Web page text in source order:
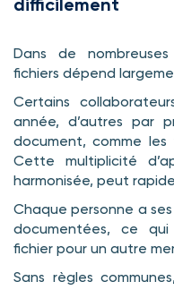
difficilement
Dans de
fichiers dépend
Certains
année, d’autres par
document, comme
Cette multiplicité
harmonisée, peut
Chaque personne a
documentées, ce qui
fichier pour un autre
Sans règles